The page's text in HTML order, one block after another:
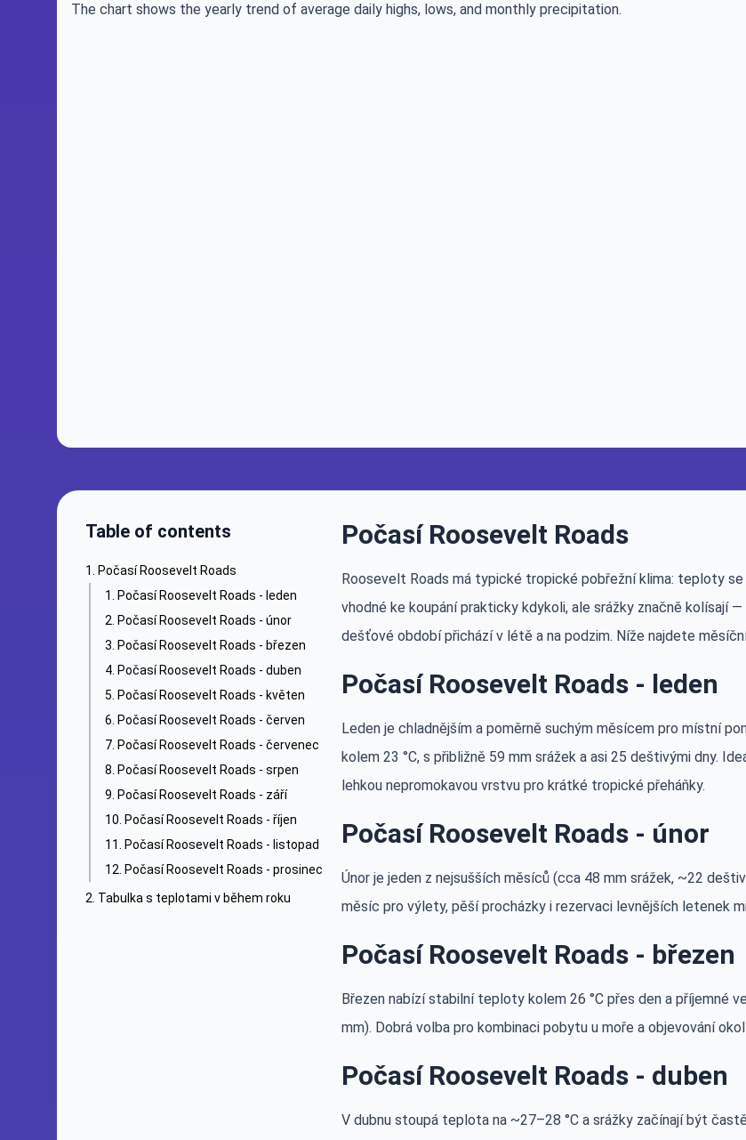
The chart shows the yearly trend of average daily highs, lows, and monthly precipitation.
Table of contents
Počasí Roosevelt Roads
Počasí Roosevelt Roads - leden
Počasí Roosevelt Roads - únor
Počasí Roosevelt Roads - březen
Počasí Roosevelt Roads - duben
Počasí Roosevelt Roads - květen
Počasí Roosevelt Roads - červen
Počasí Roosevelt Roads - červenec
Počasí Roosevelt Roads - srpen
Počasí Roosevelt Roads - září
Počasí Roosevelt Roads - říjen
Počasí Roosevelt Roads - listopad
Počasí Roosevelt Roads - prosinec
Tabulka s teplotami v během roku
Počasí Roosevelt Roads
Roosevelt Roads má typické tropické pobřežní klima: teploty
vhodné ke koupání prakticky kdykoli, ale srážky značně kolísají
dešťové období přichází v létě a na podzim. Níže najdete
Počasí Roosevelt Roads - leden
Leden je chladnějším a poměrně suchým měsícem pro místní
kolem 23 °C, s přibližně 59 mm srážek a asi 25 deštivými dny.
lehkou nepromokavou vrstvu pro krátké tropické přeháňky.
Počasí Roosevelt Roads - únor
Únor je jeden z nejsušších měsíců (cca 48 mm srážek, ~22
měsíc pro výlety, pěší procházky i rezervaci levnějších letenek
Počasí Roosevelt Roads - březen
Březen nabízí stabilní teploty kolem 26 °C přes den a příjemné
mm). Dobrá volba pro kombinaci pobytu u moře a objevování
Počasí Roosevelt Roads - duben
V dubnu stoupá teplota na ~27–28 °C a srážky začínají být